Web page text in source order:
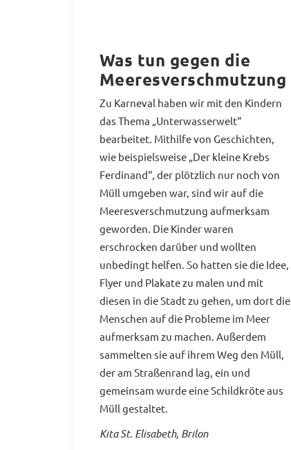
Was tun gegen die
Meeresverschmutzung
Zu Karneval haben wir mit den Kindern
das Thema „Unterwasserwelt“
bearbeitet. Mithilfe von Geschichten,
wie beispielsweise „Der kleine Krebs
Ferdinand“, der plötzlich nur noch von
Müll umgeben war, sind wir auf die
Meeresverschmutzung aufmerksam
geworden. Die Kinder waren
erschrocken darüber und wollten
unbedingt helfen. So hatten sie die Idee,
Flyer und Plakate zu malen und mit
diesen in die Stadt zu gehen, um dort die
Menschen auf die Probleme im Meer
aufmerksam zu machen. Außerdem
sammelten sie auf ihrem Weg den Müll,
der am Straßenrand lag, ein und
gemeinsam wurde eine Schildkröte aus
Müll gestaltet.
Kita St. Elisabeth, Brilon